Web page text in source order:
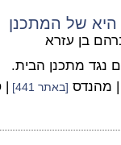
היא של המתכנן
בן עזרא
נגד מתכנן הבית.
| מהנדס [באתר 441] |